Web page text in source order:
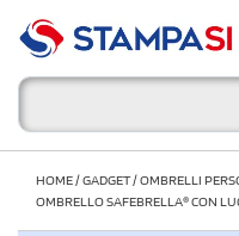
HOME/GADGET/OMBRELLI
OMBRELLO SAFEBRELLA® CON